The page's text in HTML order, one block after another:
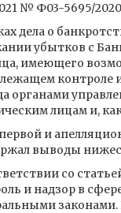
№ Ф03-5695/
дела о
убытков с
имеющего
контроле
органами
лицам и,
и
выводы
со
и надзор в